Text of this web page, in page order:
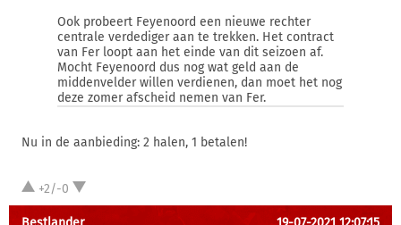
Ook probeert Feyenoord een nieuwe rechter
centrale verdediger aan te trekken. Het contract
van Fer loopt aan het einde van dit seizoen af.
Mocht Feyenoord dus nog wat geld aan de
middenvelder willen verdienen, dan moet het nog
deze zomer afscheid nemen van Fer.
Nu in de aanbieding: 2 halen, 1 betalen!
+2/-0